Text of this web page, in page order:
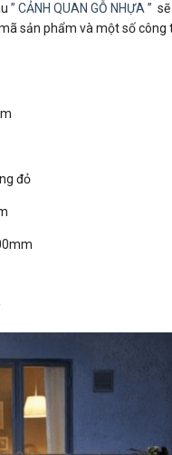
” CẢNH QUAN GỖ NHỰA ”
sản phẩm và một số công
đỏ